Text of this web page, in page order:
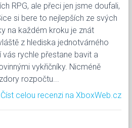
RPG, ale přeci jen jsme doufali,
si bere to nejlepších ze svých
na každém kroku je znát
z hlediska jednotvárného
rychle přestane bavit a
vykřičníky. Nicméně
rozpočtu...
Číst celou recenzi na XboxWeb.cz